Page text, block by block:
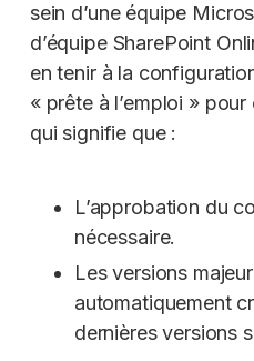
sein d’une équipe
d’équipe SharePoint
en tenir à la
« prête à l’emploi »
qui signifie que :
L’approbation du
nécessaire.
Les versions
automatiquement
dernières versions